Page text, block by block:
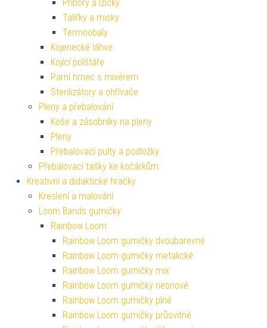
Příbory a lžičky
Talířky a misky
Termoobaly
Kojenecké láhve
Kojící polštáře
Parní hrnec s mixérem
Sterilizátory a ohřívače
Pleny a přebalování
Koše a zásobníky na pleny
Pleny
Přebalovací pulty a podložky
Přebalovací tašky ke kočárkům
Kreativní a didaktické hračky
Kreslení a malování
Loom Bands gumičky
Rainbow Loom
Rainbow Loom gumičky dvoubarevné
Rainbow Loom gumičky metalické
Rainbow Loom gumičky mix
Rainbow Loom gumičky neonové
Rainbow Loom gumičky plné
Rainbow Loom gumičky průsvitné